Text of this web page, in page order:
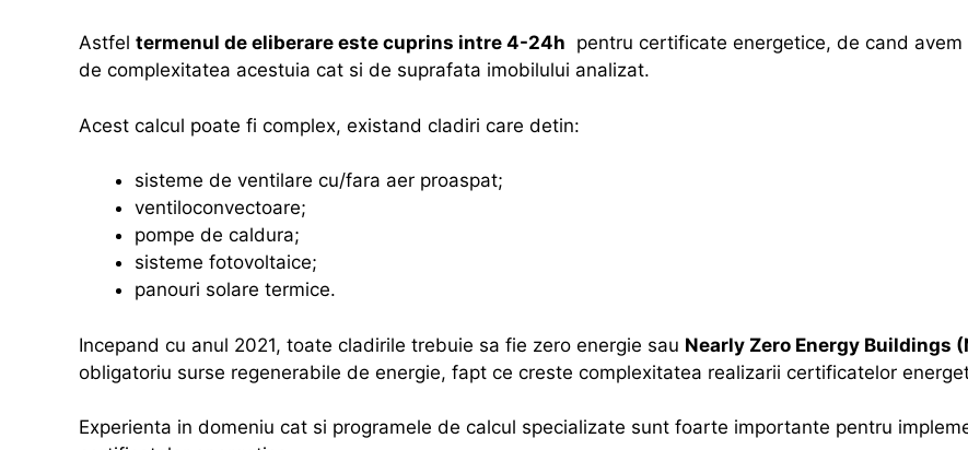
Astfel termenul de eliberare este cuprins intre 4-24h pentru certificate energetice, de cand
de complexitatea acestuia cat si de suprafata imobilului analizat.
Acest calcul poate fi complex, existand cladiri care detin:
sisteme de ventilare cu/fara aer proaspat;
ventiloconvectoare;
pompe de caldura;
sisteme fotovoltaice;
panouri solare termice.
Incepand cu anul 2021, toate cladirile trebuie sa fie zero energie sau Nearly Zero Energy Buildings
obligatoriu surse regenerabile de energie, fapt ce creste complexitatea realizarii certificatelor
Experienta in domeniu cat si programele de calcul specializate sunt foarte importante pentru